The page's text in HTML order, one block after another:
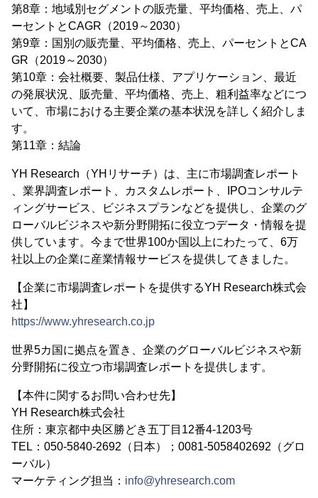
第8章：地域別セグメントの販売量、平均価格、売上、パ
ーセントとCAGR（2019～2030）
第9章：国別の販売量、平均価格、売上、パーセントとCA
GR（2019～2030）
第10章：会社概要、製品仕様、アプリケーション、最近
の発展状況、販売量、平均価格、売上、粗利益率などにつ
いて、市場における主要企業の基本状況を詳しく紹介しま
す。
第11章：結論
YH Research（YHリサーチ）は、主に市場調査レポート
、業界調査レポート、カスタムレポート、IPOコンサルテ
ィングサービス、ビジネスプランなどを提供し、企業のグ
ローバルビジネスや新分野開拓に役立つデータ・情報を提
供しています。今まで世界100か国以上にわたって、6万
社以上の企業に産業情報サービスを提供してきました。
【企業に市場調査レポートを提供するYH Research株式会
社】
https://www.yhresearch.co.jp
世界5カ国に拠点を置き、企業のグローバルビジネスや新
分野開拓に役立つ市場調査レポートを提供します。
【本件に関するお問い合わせ先】
YH Research株式会社
住所：東京都中央区勝どき五丁目12番4-1203号
TEL：050-5840-2692（日本）；0081-5058402692（グロ
ーバル）
マーケティング担当： info@yhresearch.com